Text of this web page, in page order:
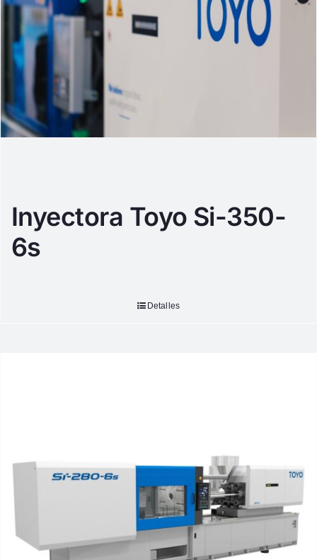
Inyectora Toyo Si-350-
6s
Detalles